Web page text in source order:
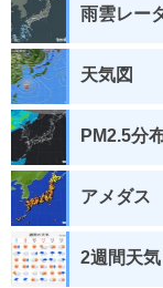
雨雲レー
天気図
PM2.5分
アメダス
2週間天気